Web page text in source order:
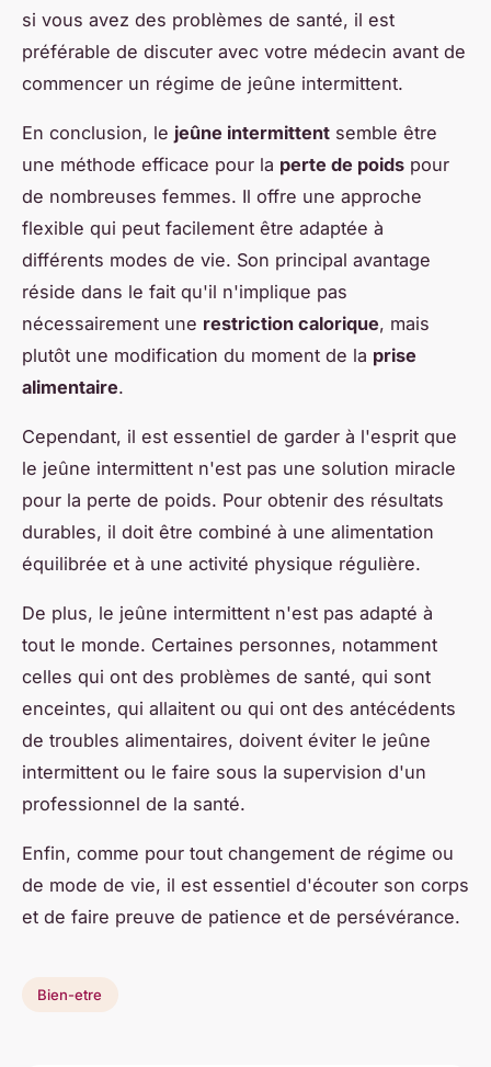
si vous avez des problèmes de santé, il est
préférable de discuter avec votre médecin avant de
commencer un régime de jeûne intermittent.
En conclusion, le jeûne intermittent semble être
une méthode efficace pour la perte de poids pour
de nombreuses femmes. Il offre une approche
flexible qui peut facilement être adaptée à
différents modes de vie. Son principal avantage
réside dans le fait qu'il n'implique pas
nécessairement une restriction calorique, mais
plutôt une modification du moment de la prise
alimentaire.
Cependant, il est essentiel de garder à l'esprit que
le jeûne intermittent n'est pas une solution miracle
pour la perte de poids. Pour obtenir des résultats
durables, il doit être combiné à une alimentation
équilibrée et à une activité physique régulière.
De plus, le jeûne intermittent n'est pas adapté à
tout le monde. Certaines personnes, notamment
celles qui ont des problèmes de santé, qui sont
enceintes, qui allaitent ou qui ont des antécédents
de troubles alimentaires, doivent éviter le jeûne
intermittent ou le faire sous la supervision d'un
professionnel de la santé.
Enfin, comme pour tout changement de régime ou
de mode de vie, il est essentiel d'écouter son corps
et de faire preuve de patience et de persévérance.
Bien-etre